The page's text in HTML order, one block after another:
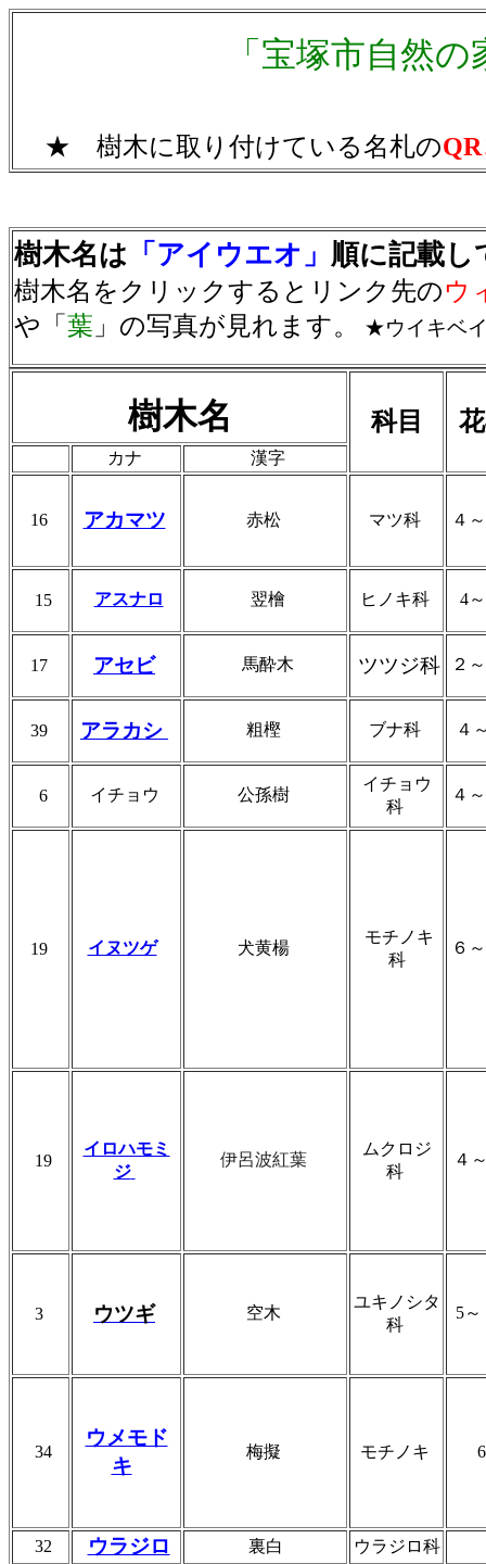
「宝塚市自然の
★ 樹木に取り付けている名札の
樹木名は 「アイウエオ」 順に記載
樹木名をクリックするとリンク先のウ
や「 葉 」の写真が見れます。 ★ウイキベ
樹木名 科目
カナ 漢字
16 アカマツ 赤松 マツ科 ４
15 アスナロ 翌檜 ヒノキ科 4
17 アセビ 馬酔木 ツツジ科 ２
39 アラカシ 粗樫 ブナ科 ４
6 イチョウ 公孫樹
イチョウ
科
４
19 イヌツゲ 犬黄楊
モチノキ
科
６
19
イロハモミ
ジ
伊呂波紅葉
ムクロジ
科
４
3 ウツギ 空木
ユキノシタ
科
5
34
ウメモド
キ
梅擬 モチノキ
32 ウラジロ 裏白 ウラジロ科